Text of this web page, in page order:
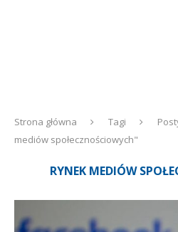
Strona główna Tagi
mediów społecznościowych"
RYNEK MEDIÓW